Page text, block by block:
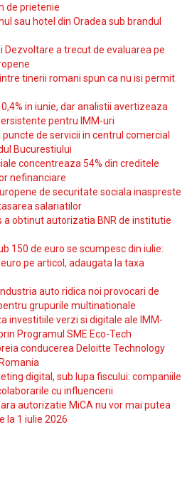
de prietenie
sau hotel din Oradea sub brandul
Dezvoltare a trecut de evaluarea pe
tinerii romani spun ca nu isi permit
in iunie, dar analistii avertizeaza
pentru IMM-uri
puncte de servicii in centrul comercial
Bucurestiului
concentreaza 54% din creditele
nefinanciare
de securitate sociala inaspreste
salariatilor
a obtinut autorizatia BNR de institutie
150 de euro se scumpesc din iulie:
pe articol, adaugata la taxa
auto ridica noi provocari de
grupurile multinationale
investitiile verzi si digitale ale IMM-
Programul SME Eco-Tech
conducerea Deloitte Technology
digital, sub lupa fiscului: companiile
cu influencerii
autorizatie MiCA nu vor mai putea
la 1 iulie 2026